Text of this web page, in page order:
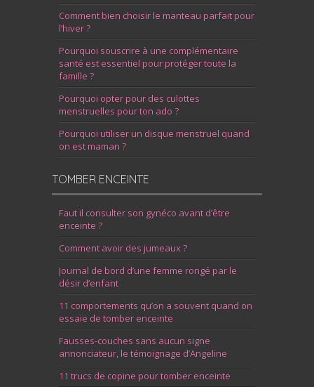
Comment bien choisir le manteau parfait pour
l’hiver ?
Pourquoi souscrire à une complémentaire
santé est essentiel pour protéger toute la
famille ?
Pourquoi opter pour des culottes
menstruelles pour ton ado ?
Pourquoi utiliser un disque menstruel quand
on est maman ?
TOMBER ENCEINTE
Faut il consulter son gynéco avant d’être
enceinte ?
Comment avoir des jumeaux ?
Journal de bord d’une femme rongé par le
désir d’enfant
11 comportements qu’on a souvent quand on
essaie de tomber enceinte
Fausses-couches sans aucun signe
annonciateur, le témoignage d’Angeline
11 trucs de copine pour tomber enceinte